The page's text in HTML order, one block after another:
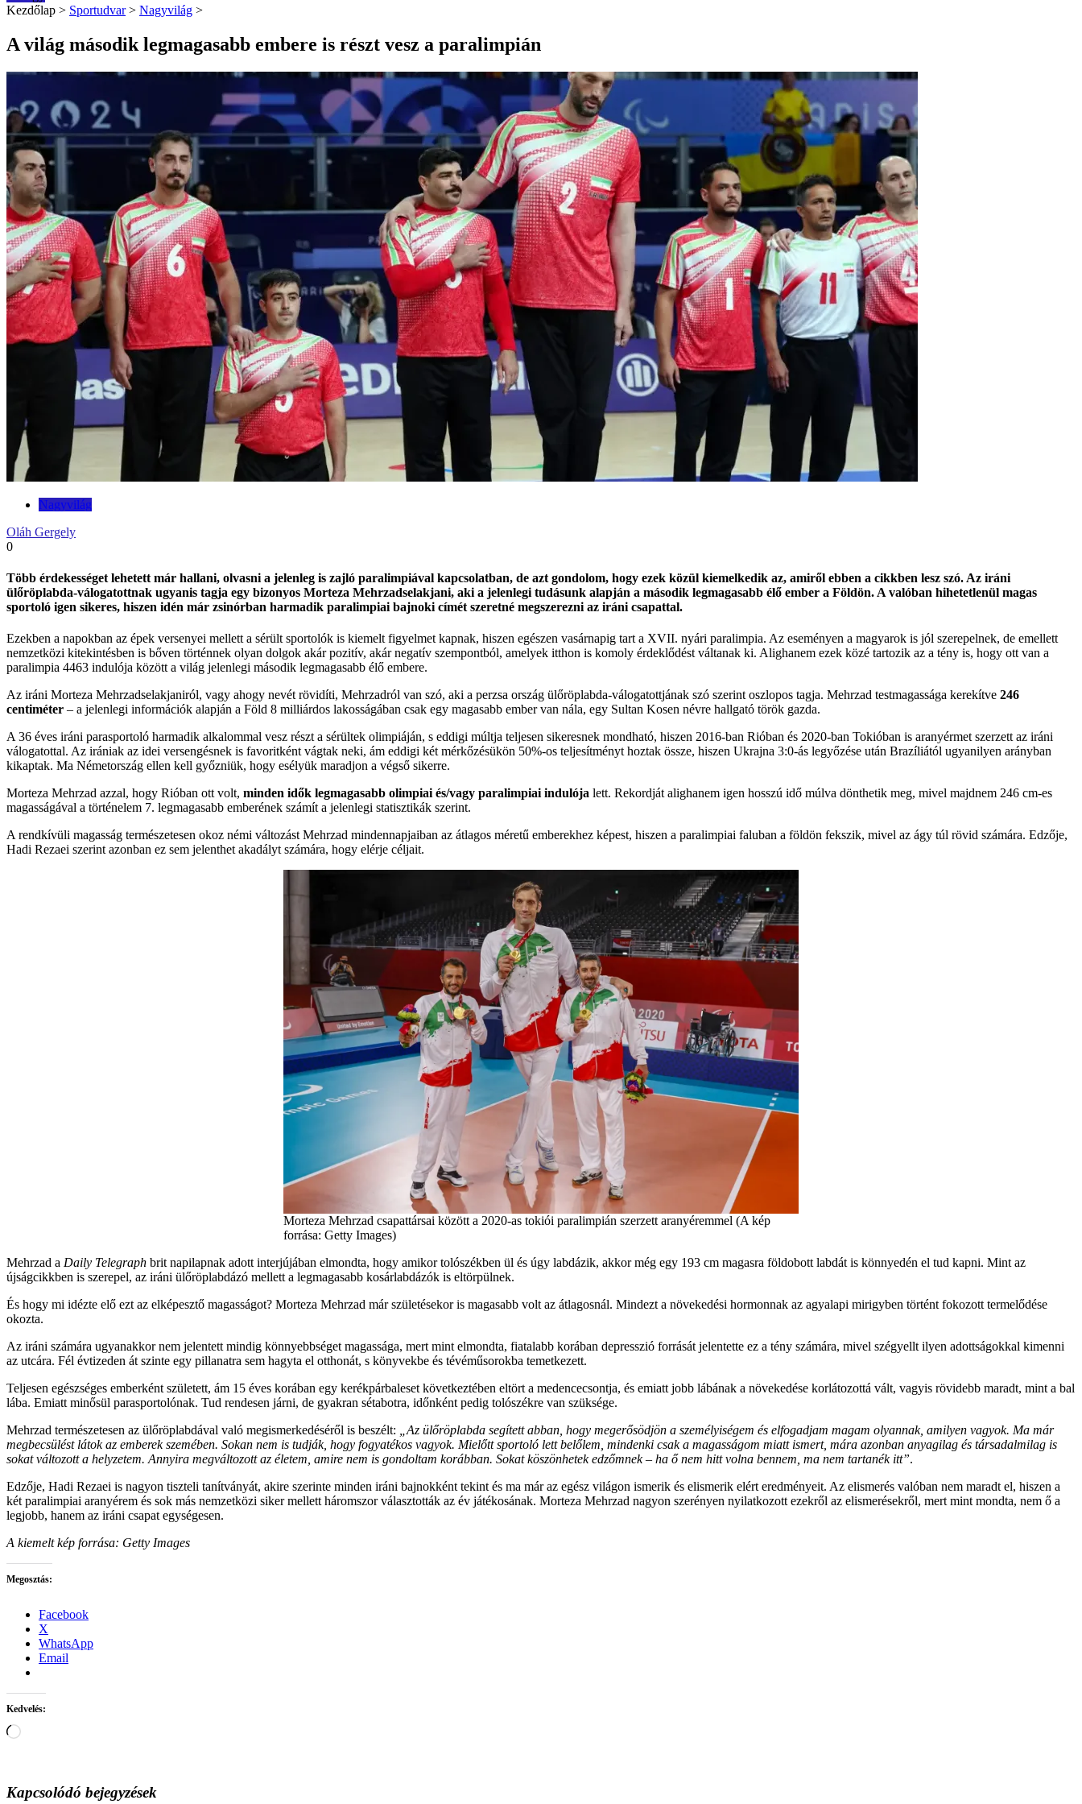
Kezdőlap > Sportudvar > Nagyvilág >
A világ második legmagasabb embere is részt vesz a paralimpián
Nagyvilág
Oláh Gergely
0
Több érdekességet lehetett már hallani, olvasni a jelenleg is zajló paralimpiával kapcsolatban, de azt gondolom, hogy ezek közül kiemelkedik az, amiről ebben a cikkben lesz szó. Az iráni
ülőröplabda-válogatottnak ugyanis tagja egy bizonyos Morteza Mehrzadselakjani, aki a jelenlegi tudásunk alapján a második legmagasabb élő ember a Földön. A valóban hihetetlenül magas
sportoló igen sikeres, hiszen idén már zsinórban harmadik paralimpiai bajnoki címét szeretné megszerezni az iráni csapattal.
Ezekben a napokban az épek versenyei mellett a sérült sportolók is kiemelt figyelmet kapnak, hiszen egészen vasárnapig tart a XVII. nyári paralimpia. Az eseményen a magyarok is jól szerepelnek, de emellett
nemzetközi kitekintésben is bőven történnek olyan dolgok akár pozitív, akár negatív szempontból, amelyek itthon is komoly érdeklődést váltanak ki. Alighanem ezek közé tartozik az a tény is, hogy ott van a
paralimpia 4463 indulója között a világ jelenlegi második legmagasabb élő embere.
Az iráni Morteza Mehrzadselakjaniról, vagy ahogy nevét rövidíti, Mehrzadról van szó, aki a perzsa ország ülőröplabda-válogatottjának szó szerint oszlopos tagja. Mehrzad testmagassága kerekítve 246
centiméter – a jelenlegi információk alapján a Föld 8 milliárdos lakosságában csak egy magasabb ember van nála, egy Sultan Kosen névre hallgató török gazda.
A 36 éves iráni parasportoló harmadik alkalommal vesz részt a sérültek olimpiáján, s eddigi múltja teljesen sikeresnek mondható, hiszen 2016-ban Rióban és 2020-ban Tokióban is aranyérmet szerzett az iráni
válogatottal. Az irániak az idei versengésnek is favoritként vágtak neki, ám eddigi két mérkőzésükön 50%-os teljesítményt hoztak össze, hiszen Ukrajna 3:0-ás legyőzése után Brazíliától ugyanilyen arányban
kikaptak. Ma Németország ellen kell győzniük, hogy esélyük maradjon a végső sikerre.
Morteza Mehrzad azzal, hogy Rióban ott volt, minden idők legmagasabb olimpiai és/vagy paralimpiai indulója lett. Rekordját alighanem igen hosszú idő múlva dönthetik meg, mivel majdnem 246 cm-es
magasságával a történelem 7. legmagasabb emberének számít a jelenlegi statisztikák szerint.
A rendkívüli magasság természetesen okoz némi változást Mehrzad mindennapjaiban az átlagos méretű emberekhez képest, hiszen a paralimpiai faluban a földön fekszik, mivel az ágy túl rövid számára. Edzője,
Hadi Rezaei szerint azonban ez sem jelenthet akadályt számára, hogy elérje céljait.
Morteza Mehrzad csapattársai között a 2020-as tokiói paralimpián szerzett aranyéremmel (A kép
forrása: Getty Images)
Mehrzad a Daily Telegraph brit napilapnak adott interjújában elmondta, hogy amikor tolószékben ül és úgy labdázik, akkor még egy 193 cm magasra földobott labdát is könnyedén el tud kapni. Mint az
újságcikkben is szerepel, az iráni ülőröplabdázó mellett a legmagasabb kosárlabdázók is eltörpülnek.
És hogy mi idézte elő ezt az elképesztő magasságot? Morteza Mehrzad már születésekor is magasabb volt az átlagosnál. Mindezt a növekedési hormonnak az agyalapi mirigyben történt fokozott termelődése
okozta.
Az iráni számára ugyanakkor nem jelentett mindig könnyebbséget magassága, mert mint elmondta, fiatalabb korában depresszió forrását jelentette ez a tény számára, mivel szégyellt ilyen adottságokkal kimenni
az utcára. Fél évtizeden át szinte egy pillanatra sem hagyta el otthonát, s könyvekbe és tévéműsorokba temetkezett.
Teljesen egészséges emberként született, ám 15 éves korában egy kerékpárbaleset következtében eltört a medencecsontja, és emiatt jobb lábának a növekedése korlátozottá vált, vagyis rövidebb maradt, mint a bal
lába. Emiatt minősül parasportolónak. Tud rendesen járni, de gyakran sétabotra, időnként pedig tolószékre van szüksége.
Mehrzad természetesen az ülőröplabdával való megismerkedéséről is beszélt:
„Az ülőröplabda segített abban, hogy megerősödjön a személyiségem és elfogadjam magam olyannak, amilyen vagyok. Ma már
megbecsülést látok az emberek szemében. Sokan nem is tudják, hogy fogyatékos vagyok. Mielőtt sportoló lett belőlem, mindenki csak a magasságom miatt ismert, mára azonban anyagilag és társadalmilag is
sokat változott a helyzetem. Annyira megváltozott az életem, amire nem is gondoltam korábban. Sokat köszönhetek edzőmnek – ha ő nem hitt volna bennem, ma nem tartanék itt”.
Edzője, Hadi Rezaei is nagyon tiszteli tanítványát, akire szerinte minden iráni bajnokként tekint és ma már az egész világon ismerik és elismerik elért eredményeit. Az elismerés valóban nem maradt el, hiszen a
két paralimpiai aranyérem és sok más nemzetközi siker mellett háromszor választották az év játékosának. Morteza Mehrzad nagyon szerényen nyilatkozott ezekről az elismerésekről, mert mint mondta, nem ő a
legjobb, hanem az iráni csapat egységesen.
A kiemelt kép forrása: Getty Images
Megosztás:
Facebook
X
WhatsApp
Email
Kedvelés:
Loading…
Kapcsolódó bejegyzések